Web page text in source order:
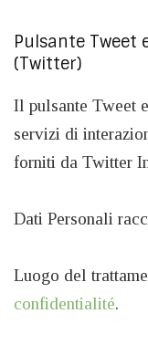
Pulsante Tweet
(Twitter)
Il pulsante Tweet
servizi di
forniti da Twitter
Dati Personali
Luogo del
confidentialité.